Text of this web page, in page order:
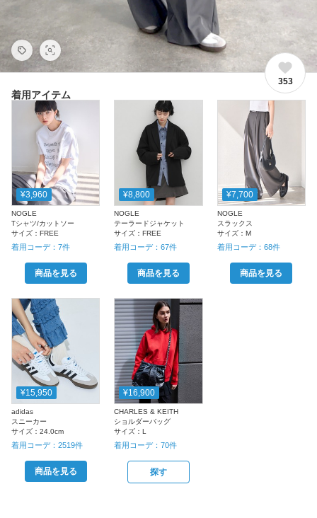
353
着用アイテム
¥3,960
NOGLE
Tシャツ/カットソー
サイズ： FREE
着用コーデ： 7件
商品を見る
¥8,800
NOGLE
テーラードジャケット
サイズ：FREE
着用コーデ：67件
商品を見る
¥7,700
NOGLE
スラックス
サイズ： M
着用コーデ： 68件
商品を見る
¥15,950
adidas
スニーカー
サイズ： 24.0cm
着用コーデ： 2519件
商品を見る
¥16,900
CHARLES & KEITH
ショルダーバッグ
サイズ：L
着用コーデ：70件
探す